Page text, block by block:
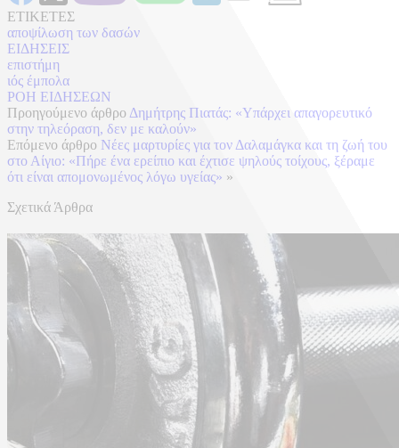
ΕΤΙΚΕΤΕΣ
αποψίλωση των δασών
ΕΙΔΗΣΕΙΣ
επιστήμη
ιός έμπολα
ΡΟΗ ΕΙΔΗΣΕΩΝ
Προηγούμενο άρθρο Δημήτρης Πιατάς: «Υπάρχει απαγορευτικό
στην τηλεόραση, δεν με καλούν»
Επόμενο άρθρο Νέες μαρτυρίες για τον Δαλαμάγκα και τη ζωή του
στο Αίγιο: «Πήρε ένα ερείπιο και έχτισε ψηλούς τοίχους, ξέραμε
ότι είναι απομονωμένος λόγω υγείας» »
Σχετικά Άρθρα